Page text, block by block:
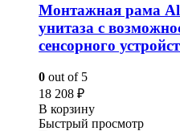
Монтажная рама
унитаза с
сенсорного
0 out of 5
18 208 ₽
В корзину
Быстрый просмотр